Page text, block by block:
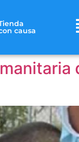
causa